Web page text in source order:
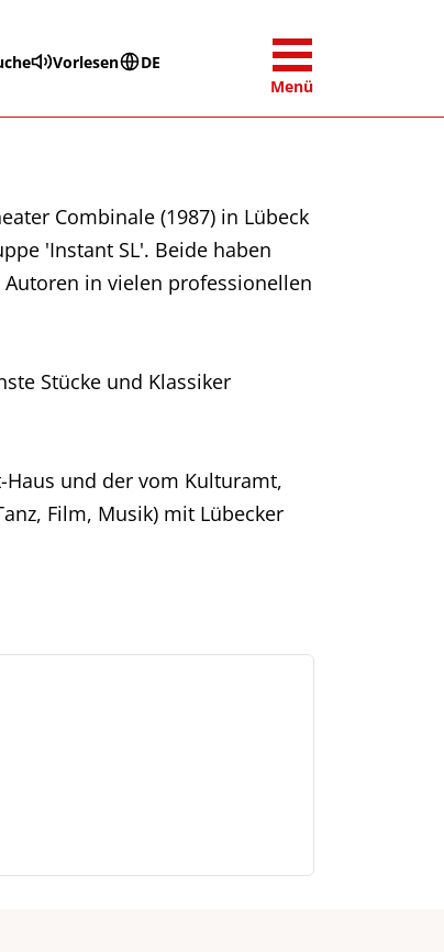
Vorlesen
DE
Menü
Combinale (1987) in Lübeck
'Instant SL'. Beide haben
in vielen professionellen
Stücke und Klassiker
und der vom Kulturamt,
Film, Musik) mit Lübecker